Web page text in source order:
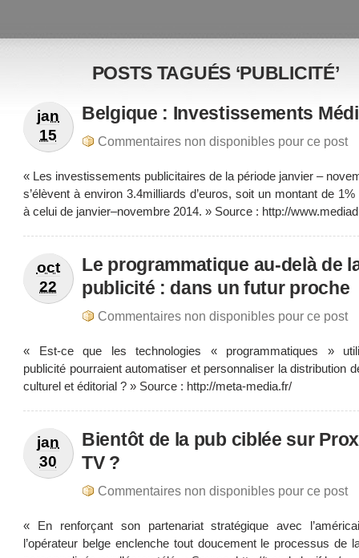
POSTS TAGUÉS ‘PUBLICITÉ’
jan
15
Belgique : Investissements
Commentaires non disponibles pour ce post
« Les investissements publicitaires de la période janvier –
s’élèvent à environ 3.4milliards d’euros, soit un montant de
à celui de janvier–novembre 2014. » Source : http://
oct
22
Le programmatique au-delà de
publicité : dans un futur proche
Commentaires non disponibles pour ce post
« Est-ce que les technologies « programmatiques »
publicité pourraient automatiser et personnaliser la distribution
culturel et éditorial ? » Source : http://meta-media.fr/
jan
30
Bientôt de la pub ciblée sur
TV ?
Commentaires non disponibles pour ce post
« En renforçant son partenariat stratégique avec
l’opérateur belge enclenche tout doucement le processus de